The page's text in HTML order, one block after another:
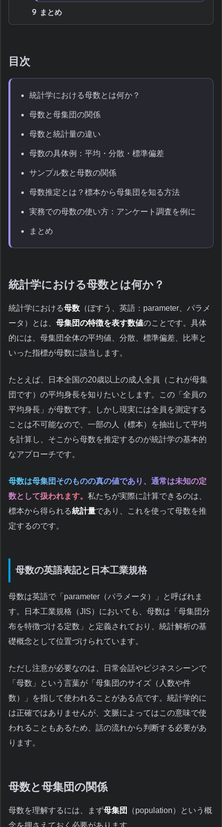
9 まとめ
目次
統計学における母数とは何か？
母数と母集団の関係
母数と統計量の違い
母数の具体例：平均・分散・標準偏差
サンプル数と母数の関係
母数推定とは？標本から母集団を知る方法
実務での母数の使い方：アンケート調査を例に
まとめ
統計学における母数とは何か？
統計学における母数 （ぼすう、英語：parameter、パラメ
ータ）とは、 母集団の特徴を表す数値のことです。具体
的には、母集団全体の平均値、分散、標準偏差、比率と
いった指標が母数に該当します。
たとえば、日本全国の20歳以上の成人全員（これが母集
団です）の平均身長を知りたいとします。この「全員の
平均身長」が母数です。しかし現実には全員を測定する
ことは不可能なので、一部の人（標本）を抽出して平均
を計算し、そこから母数を推定するのが統計学の基本的
なアプローチです。
母数は母集団そのものの真の値であり、通常は未知の定
数として扱われます。 私たちが実際に計算できるのは、
標本から得られる統計量であり、これを使って母数を推
定するのです。
母数の英語表記と日本工業規格
母数は英語で「parameter（パラメータ）」と呼ばれま
す。日本工業規格（JIS）においても、母数は「母集団分
布を特徴づける定数」と定義されており、統計解析の基
礎概念として位置づけられています。
ただし注意が必要なのは、日常会話やビジネスシーンで
「母数」という言葉が「母集団のサイズ（人数や件
数）」を指して使われることがある点です。統計学的に
は正確ではありませんが、文脈によってはこの意味で使
われることもあるため、話の流れから判断する必要があ
ります。
母数と母集団の関係
母数を理解するには、まず母集団
（population）という概